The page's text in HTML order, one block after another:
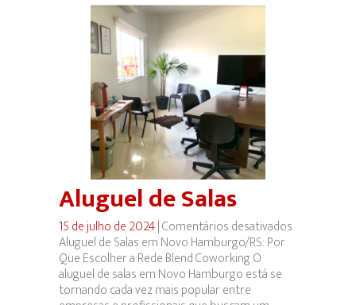
Aluguel de Salas
15 de julho de 2024|Comentários desativados
Aluguel de Salas em Novo Hamburgo/RS: Por
Que Escolher a Rede Blend Coworking O
aluguel de salas em Novo Hamburgo está se
tornando cada vez mais popular entre